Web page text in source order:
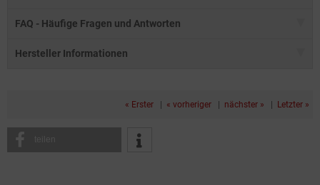
FAQ - Häufige Fragen und Antworten
Hersteller Informationen
« Erster « vorheriger nächster » Letzter »